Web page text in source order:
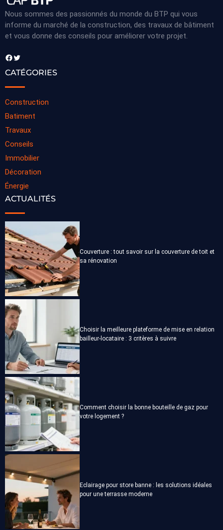
Nous sommes des passionnés du monde du BTP qui vous
informe du marché de la construction, des travaux de bâtiment
et vous donne des conseils pour améliorer votre projet.
Facebook Twitter
CATÉGORIES
Construction
Batiment
Travaux
Conseils
Immobilier
Décoration
Énergie
ACTUALITÉS
Couverture : tout savoir sur la couverture de toit et
sa rénovation
Choisir la meilleure plateforme de mise en relation
bailleur-locataire : 3 critères à suivre
Comment choisir la bonne bouteille de gaz pour
votre logement ?
Eclairage pour store banne : les solutions idéales
pour une terrasse moderne